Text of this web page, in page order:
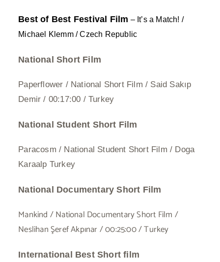
Best of Best Festival Film – It’s a Match! /
Michael Klemm / Czech Republic
National Short Film
Paperflower / National Short Film / Said Sakıp
Demir / 00:17:00 / Turkey
National Student Short Film
Paracosm / National Student Short Film / Doga
Karaalp Turkey
National Documentary Short Film
Mankind / National Documentary Short Film /
Neslihan Şeref Akpınar / 00:25:00 / Turkey
International Best Short film